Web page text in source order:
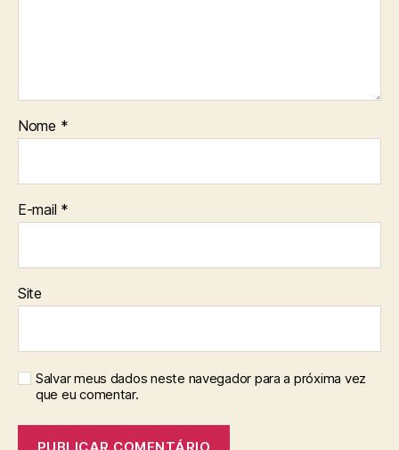
Nome *
E-mail *
Site
Salvar meus dados neste navegador para a próxima vez
que eu comentar.